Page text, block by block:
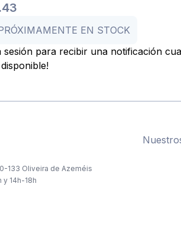
EN STOCK
sesión para recibir una notificación
133 Oliveira de Azeméis
y 14h-18h